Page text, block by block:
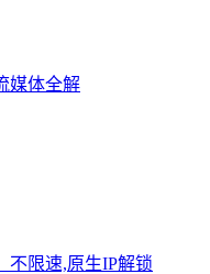
媒体全解
不限速,原生IP解锁